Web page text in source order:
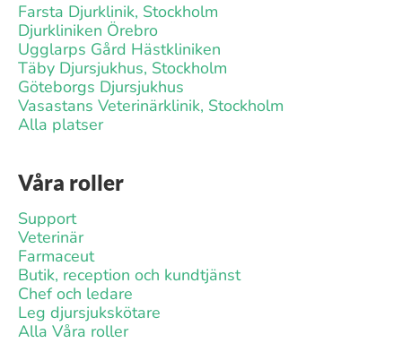
Farsta Djurklinik, Stockholm
Djurkliniken Örebro
Ugglarps Gård Hästkliniken
Täby Djursjukhus, Stockholm
Göteborgs Djursjukhus
Vasastans Veterinärklinik, Stockholm
Alla platser
Våra roller
Support
Veterinär
Farmaceut
Butik, reception och kundtjänst
Chef och ledare
Leg djursjukskötare
Alla Våra roller